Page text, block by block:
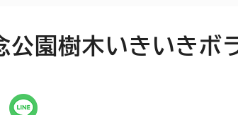
公園樹木いきいきボ